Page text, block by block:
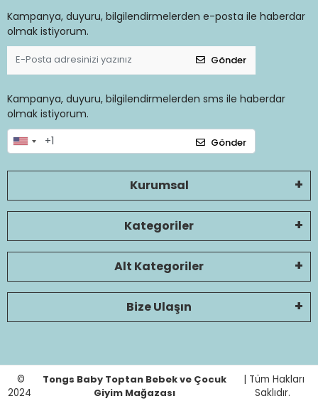
Kampanya, duyuru, bilgilendirmelerden e-posta ile haberdar
olmak istiyorum.
Gönder
Kampanya, duyuru, bilgilendirmelerden sms ile haberdar
olmak istiyorum.
Gönder
Kurumsal
Kategoriler
Alt Kategoriler
Bize Ulaşın
©
2024
Tongs Baby Toptan Bebek ve Çocuk
Giyim Mağazası
| Tüm Hakları
Saklıdır.